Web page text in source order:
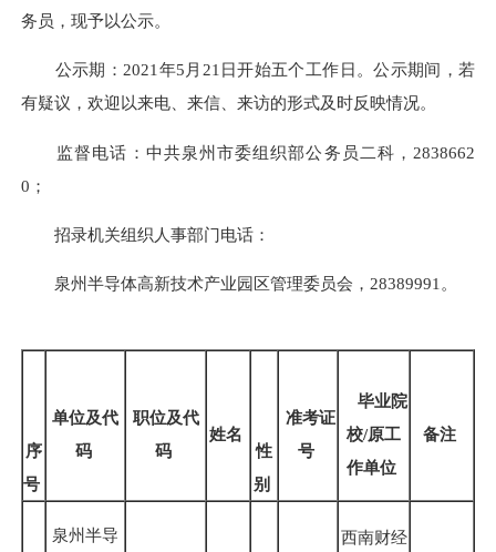
务员 ， 现予以公示。
公示期： 2021 年5 月 21 日开始五个工作日。公示期间， 若
有疑议 ，欢迎以来电、来信、来访的形式及时反映情况。
监督电话： 中共泉州市委组织部公务员二科， 2838662
0 ；
招录机关组织人事部门电话 ：
泉州半导体高新技术产业园区管理委员会， 28389991 。
序
号
单位及代
码
职位及代
码
姓名
性
别
准考证
号
毕业院
校/原工
作单位
备注
泉州半导
西南财经